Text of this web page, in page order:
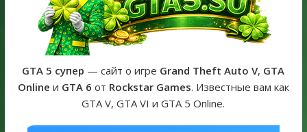
Получайте особые награды в GTA Online по программе
Fine Art Collector
GTA 6 официальная обложка игры и Предзаказ Grand Theft
Auto VI
GTA 5 супер — сайт о игре Grand Theft Auto V, GTA
Online и GTA 6 от Rockstar Games. Известные вам как
GTA V, GTA VI и GTA 5 Online.